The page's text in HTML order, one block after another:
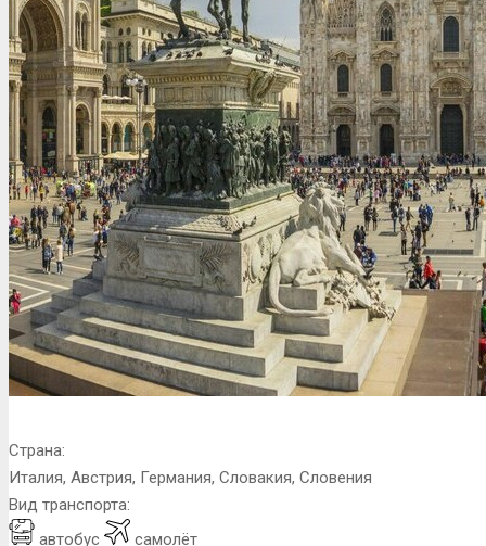
Страна:
Италия, Австрия, Германия, Словакия, Словения
Вид транспорта:
автобус
самолёт